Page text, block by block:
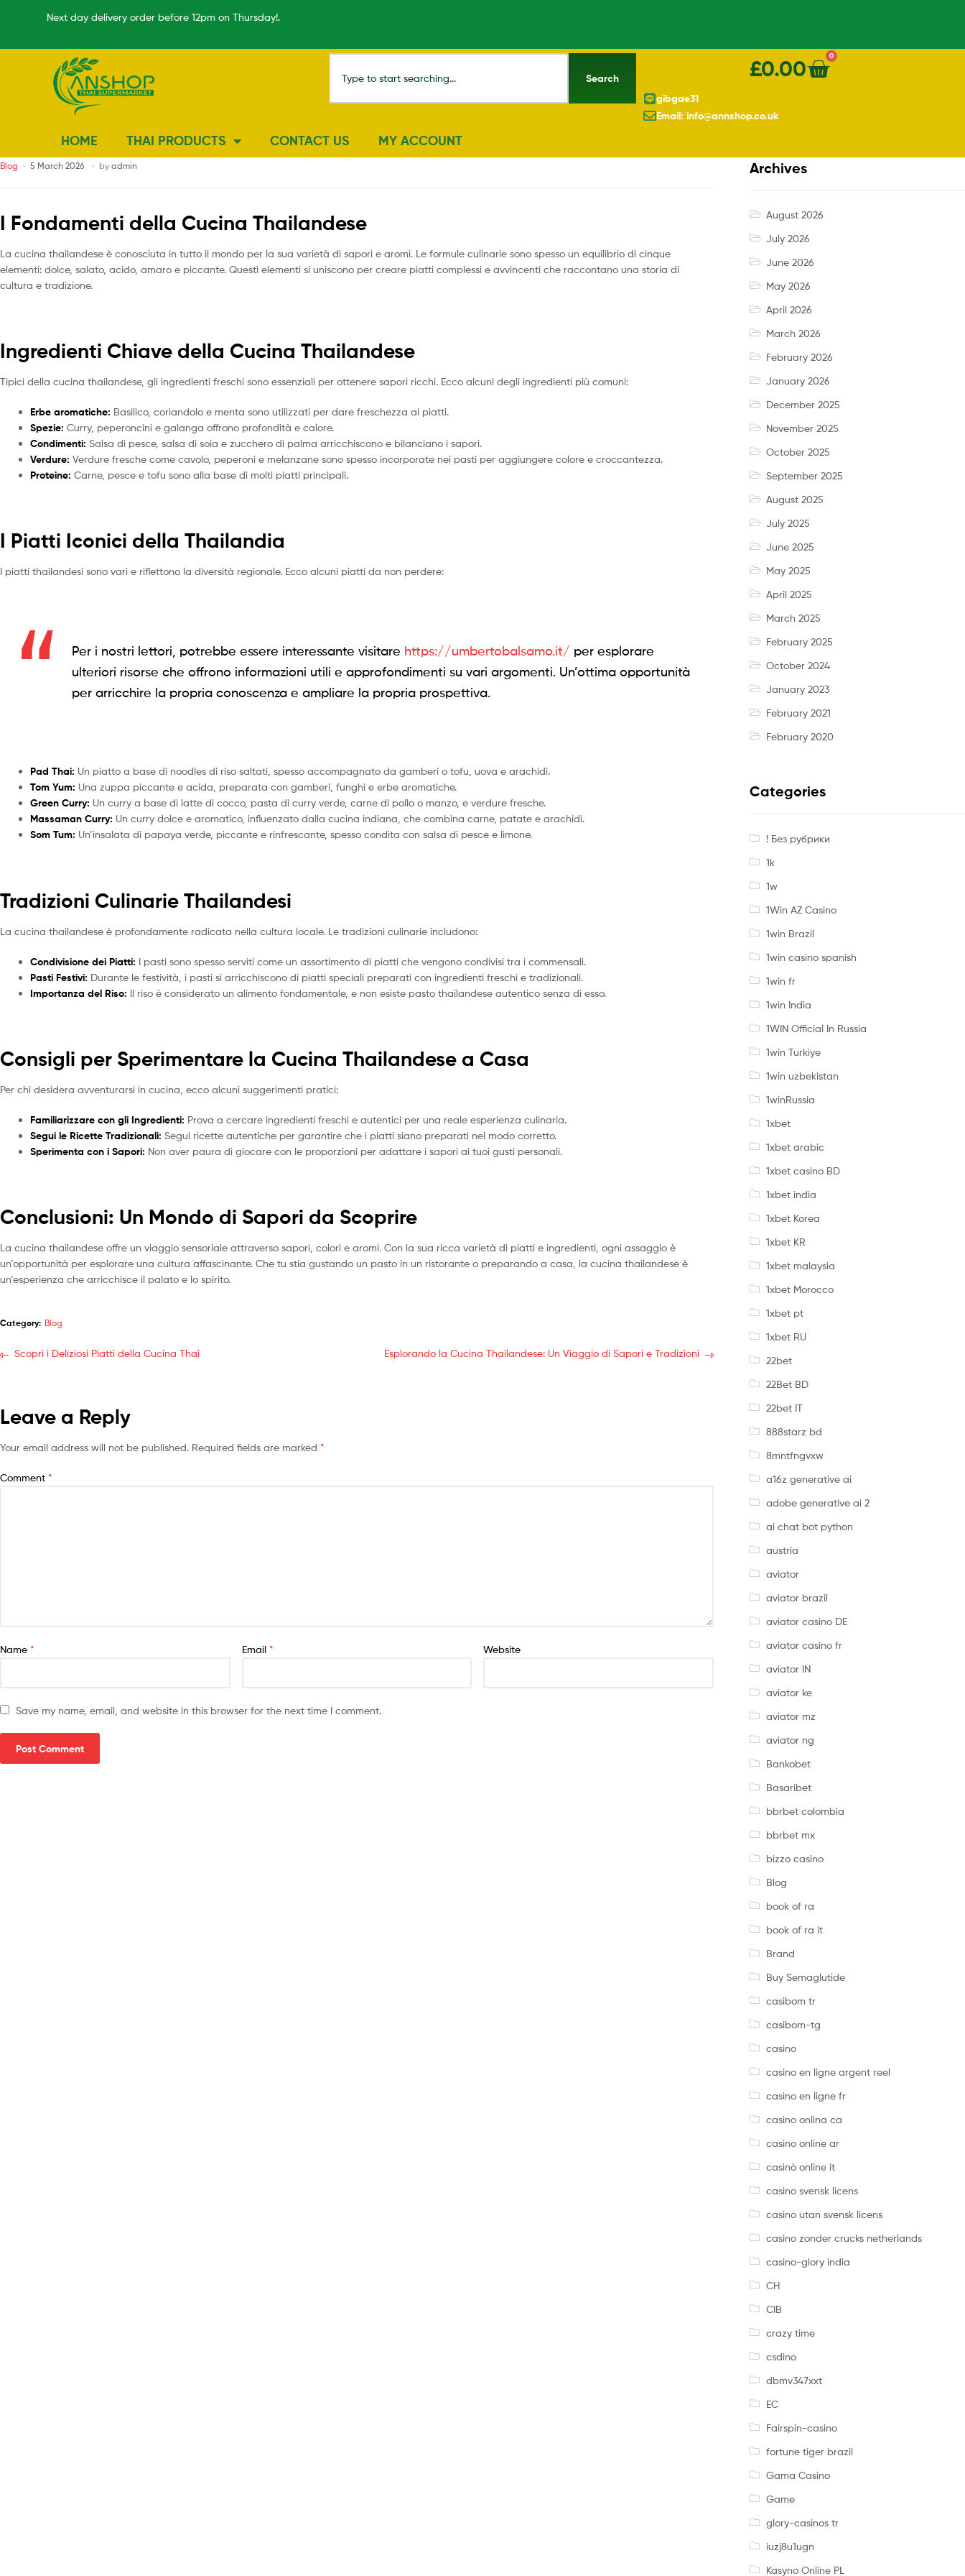
Next day delivery order before 12pm on Thursday!.
Search £0.00 0
gibgae31
Email: info@annshop.co.uk
HOME THAI PRODUCTS CONTACT US MY ACCOUNT
Blog 5 March 2026 by admin
I Fondamenti della Cucina Thailandese
La cucina thailandese è conosciuta in tutto il mondo per la sua varietà di sapori e aromi. Le formule culinarie sono spesso un equilibrio di cinque
elementi: dolce, salato, acido, amaro e piccante. Questi elementi si uniscono per creare piatti complessi e avvincenti che raccontano una storia di
cultura e tradizione.
Ingredienti Chiave della Cucina Thailandese
Tipici della cucina thailandese, gli ingredienti freschi sono essenziali per ottenere sapori ricchi. Ecco alcuni degli ingredienti più comuni:
Erbe aromatiche: Basilico, coriandolo e menta sono utilizzati per dare freschezza ai piatti.
Spezie: Curry, peperoncini e galanga offrono profondità e calore.
Condimenti: Salsa di pesce, salsa di soia e zucchero di palma arricchiscono e bilanciano i sapori.
Verdure: Verdure fresche come cavolo, peperoni e melanzane sono spesso incorporate nei pasti per aggiungere colore e croccantezza.
Proteine: Carne, pesce e tofu sono alla base di molti piatti principali.
I Piatti Iconici della Thailandia
I piatti thailandesi sono vari e riflettono la diversità regionale. Ecco alcuni piatti da non perdere:
Per i nostri lettori, potrebbe essere interessante visitare https://umbertobalsamo.it/ per esplorare
ulteriori risorse che offrono informazioni utili e approfondimenti su vari argomenti. Un’ottima opportunità
per arricchire la propria conoscenza e ampliare la propria prospettiva.
Pad Thai: Un piatto a base di noodles di riso saltati, spesso accompagnato da gamberi o tofu, uova e arachidi.
Tom Yum: Una zuppa piccante e acida, preparata con gamberi, funghi e erbe aromatiche.
Green Curry: Un curry a base di latte di cocco, pasta di curry verde, carne di pollo o manzo, e verdure fresche.
Massaman Curry: Un curry dolce e aromatico, influenzato dalla cucina indiana, che combina carne, patate e arachidi.
Som Tum: Un’insalata di papaya verde, piccante e rinfrescante, spesso condita con salsa di pesce e limone.
Tradizioni Culinarie Thailandesi
La cucina thailandese è profondamente radicata nella cultura locale. Le tradizioni culinarie includono:
Condivisione dei Piatti: I pasti sono spesso serviti come un assortimento di piatti che vengono condivisi tra i commensali.
Pasti Festivi: Durante le festività, i pasti si arricchiscono di piatti speciali preparati con ingredienti freschi e tradizionali.
Importanza del Riso: Il riso è considerato un alimento fondamentale, e non esiste pasto thailandese autentico senza di esso.
Consigli per Sperimentare la Cucina Thailandese a Casa
Per chi desidera avventurarsi in cucina, ecco alcuni suggerimenti pratici:
Familiarizzare con gli Ingredienti: Prova a cercare ingredienti freschi e autentici per una reale esperienza culinaria.
Segui le Ricette Tradizionali: Segui ricette autentiche per garantire che i piatti siano preparati nel modo corretto.
Sperimenta con i Sapori: Non aver paura di giocare con le proporzioni per adattare i sapori ai tuoi gusti personali.
Conclusioni: Un Mondo di Sapori da Scoprire
La cucina thailandese offre un viaggio sensoriale attraverso sapori, colori e aromi. Con la sua ricca varietà di piatti e ingredienti, ogni assaggio è
un’opportunità per esplorare una cultura affascinante. Che tu stia gustando un pasto in un ristorante o preparando a casa, la cucina thailandese è
un’esperienza che arricchisce il palato e lo spirito.
Category: Blog
Scopri i Deliziosi Piatti della Cucina Thai Esplorando la Cucina Thailandese: Un Viaggio di Sapori e Tradizioni
Leave a Reply
Your email address will not be published. Required fields are marked *
Comment *
Name * Email * Website
Save my name, email, and website in this browser for the next time I comment.
Archives
August 2026
July 2026
June 2026
May 2026
April 2026
March 2026
February 2026
January 2026
December 2025
November 2025
October 2025
September 2025
August 2025
July 2025
June 2025
May 2025
April 2025
March 2025
February 2025
October 2024
January 2023
February 2021
February 2020
Categories
! Без рубрики
1k
1w
1Win AZ Casino
1win Brazil
1win casino spanish
1win fr
1win India
1WIN Official In Russia
1win Turkiye
1win uzbekistan
1winRussia
1xbet
1xbet arabic
1xbet casino BD
1xbet india
1xbet Korea
1xbet KR
1xbet malaysia
1xbet Morocco
1xbet pt
1xbet RU
22bet
22Bet BD
22bet IT
888starz bd
8mntfngvxw
a16z generative ai
adobe generative ai 2
ai chat bot python
austria
aviator
aviator brazil
aviator casino DE
aviator casino fr
aviator IN
aviator ke
aviator mz
aviator ng
Bankobet
Basaribet
bbrbet colombia
bbrbet mx
bizzo casino
Blog
book of ra
book of ra it
Brand
Buy Semaglutide
casibom tr
casibom-tg
casino
casino en ligne argent reel
casino en ligne fr
casino onlina ca
casino online ar
casinò online it
casino svensk licens
casino utan svensk licens
casino zonder crucks netherlands
casino-glory india
CH
CIB
crazy time
csdino
dbmv347xxt
EC
Fairspin-casino
fortune tiger brazil
Gama Casino
Game
glory-casinos tr
iuzj8u1ugn
Kasyno Online PL